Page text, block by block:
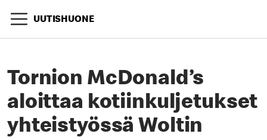
UUTISHUONE
Tornion McDonald’s
aloittaa kotiinkuljetukset
yhteistyössä Woltin